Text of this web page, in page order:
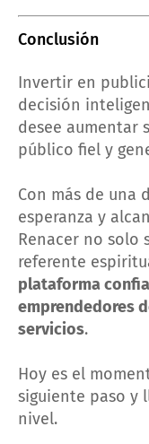
Conclusión
Invertir en
decisión
desee aumentar
público fiel y
Con más de una
esperanza y
Renacer no solo
referente
plataforma
emprendedores
servicios.
Hoy es el
siguiente paso y
nivel.